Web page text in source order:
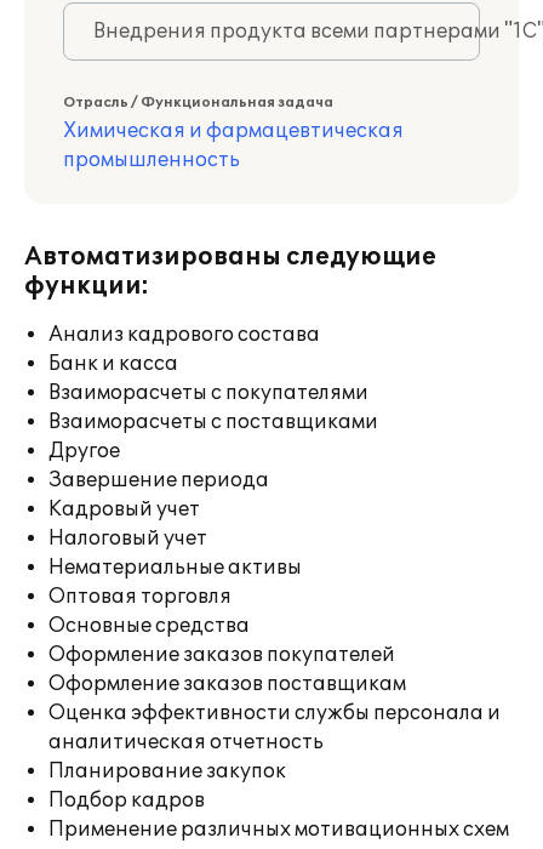
Внедрения продукта всеми партнерами
Отрасль / Функциональная задача
Химическая и фармацевтическая
промышленность
Автоматизированы следующие
функции:
Анализ кадрового состава
Банк и касса
Взаиморасчеты с покупателями
Взаиморасчеты с поставщиками
Другое
Завершение периода
Кадровый учет
Налоговый учет
Нематериальные активы
Оптовая торговля
Основные средства
Оформление заказов покупателей
Оформление заказов поставщикам
Оценка эффективности службы персонала и
аналитическая отчетность
Планирование закупок
Подбор кадров
Применение различных мотивационных схем